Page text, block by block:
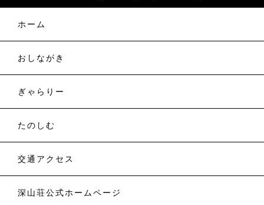
ホーム
おしながき
ぎゃらりー
たのしむ
交通アクセス
深山荘公式ホームページ